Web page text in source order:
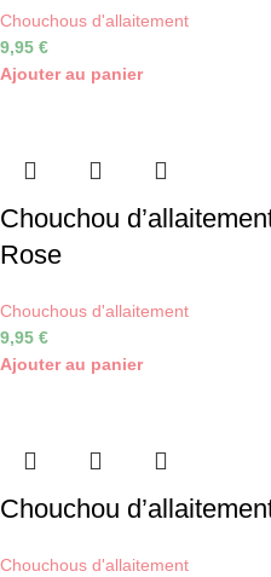
Chouchous d'allaitement
9,95 €
Ajouter au panier
Chouchou
Rose
Chouchous d'allaitement
9,95 €
Ajouter au panier
Chouchou
Chouchous d'allaitement